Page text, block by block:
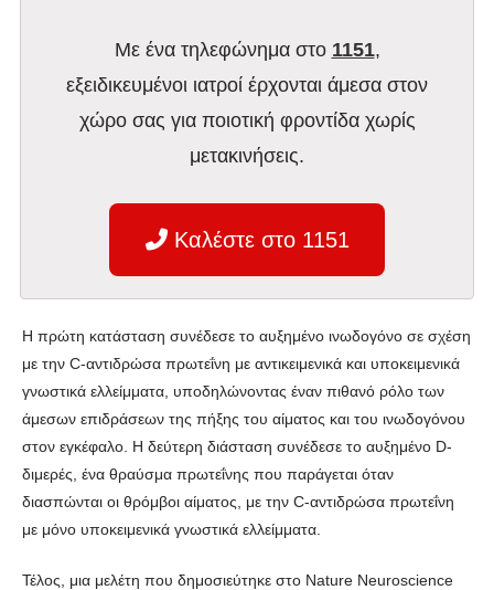
Με ένα τηλεφώνημα στο 1151,
εξειδικευμένοι ιατροί έρχονται άμεσα στον
χώρο σας για ποιοτική φροντίδα χωρίς
μετακινήσεις.
Καλέστε στο 1151
Η πρώτη κατάσταση συνέδεσε το αυξημένο ινωδογόνο σε σχέση
με την C-αντιδρώσα πρωτεΐνη με αντικειμενικά και υποκειμενικά
γνωστικά ελλείμματα, υποδηλώνοντας έναν πιθανό ρόλο των
άμεσων επιδράσεων της πήξης του αίματος και του ινωδογόνου
στον εγκέφαλο. Η δεύτερη διάσταση συνέδεσε το αυξημένο D-
διμερές, ένα θραύσμα πρωτεΐνης που παράγεται όταν
διασπώνται οι θρόμβοι αίματος, με την C-αντιδρώσα πρωτεΐνη
με μόνο υποκειμενικά γνωστικά ελλείμματα.
Τέλος, μια μελέτη που δημοσιεύτηκε στο Nature Neuroscience